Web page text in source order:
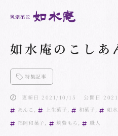
如水庵のこしあ
特集記事
更新日 2021/10/15
公開日
あんこ
上生菓子 和菓子 如
福岡和菓子
筑紫もち 職人